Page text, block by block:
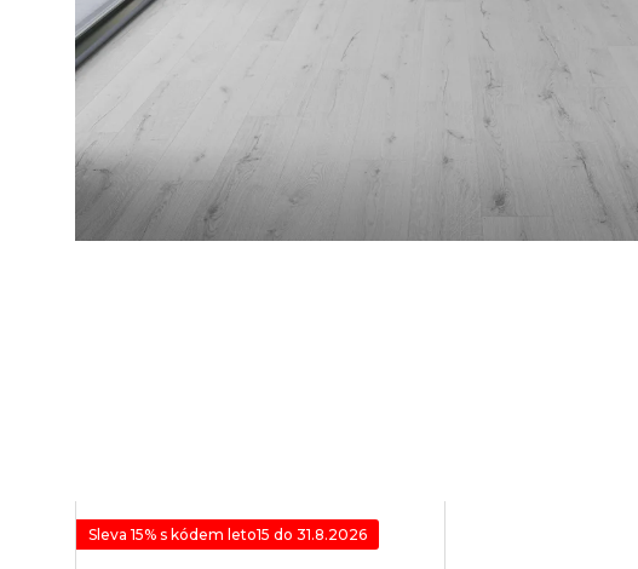
Sleva 15% s kódem leto15 do 31.8.2026